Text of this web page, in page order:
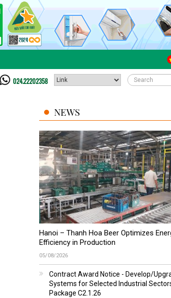
024.22202358
NEWS
Hanoi – Thanh Hoa Beer Optimizes
Efficiency in Production
05/08/2026
Contract Award Notice - Develop/
Systems for Selected Industrial
Package C2.1.26